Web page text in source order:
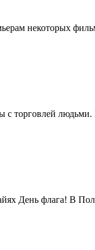
некоторых
людьми.
День флага! В